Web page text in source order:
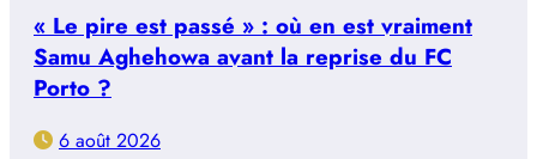
« Le pire est passé » : où en est vraiment
Samu Aghehowa avant la reprise du FC
Porto ?
6 août 2026